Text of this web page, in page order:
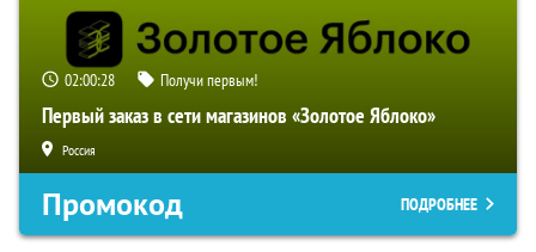
02:00:27 Получи первым!
Первый заказ в сети магазинов «Золотое Яблоко»
Россия
Промокод ПОДРОБНЕЕ